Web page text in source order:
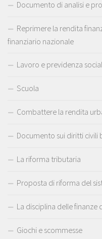
Documento di analisi e
Reprimere la rendita
finanziario nazionale
Lavoro e previdenza
Scuola
Combattere la rendita
Documento sui diritti civili
La riforma tributaria
Proposta di riforma del
La disciplina delle finanze
Giochi e scommesse